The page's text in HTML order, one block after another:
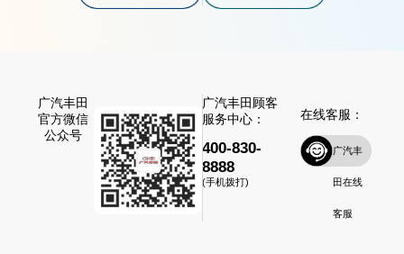
广汽丰田
官方微信
公众号
广汽丰田顾客
服务中心：
400-830-
8888
(手机拨打)
在线客服：
广汽丰
田在线
客服